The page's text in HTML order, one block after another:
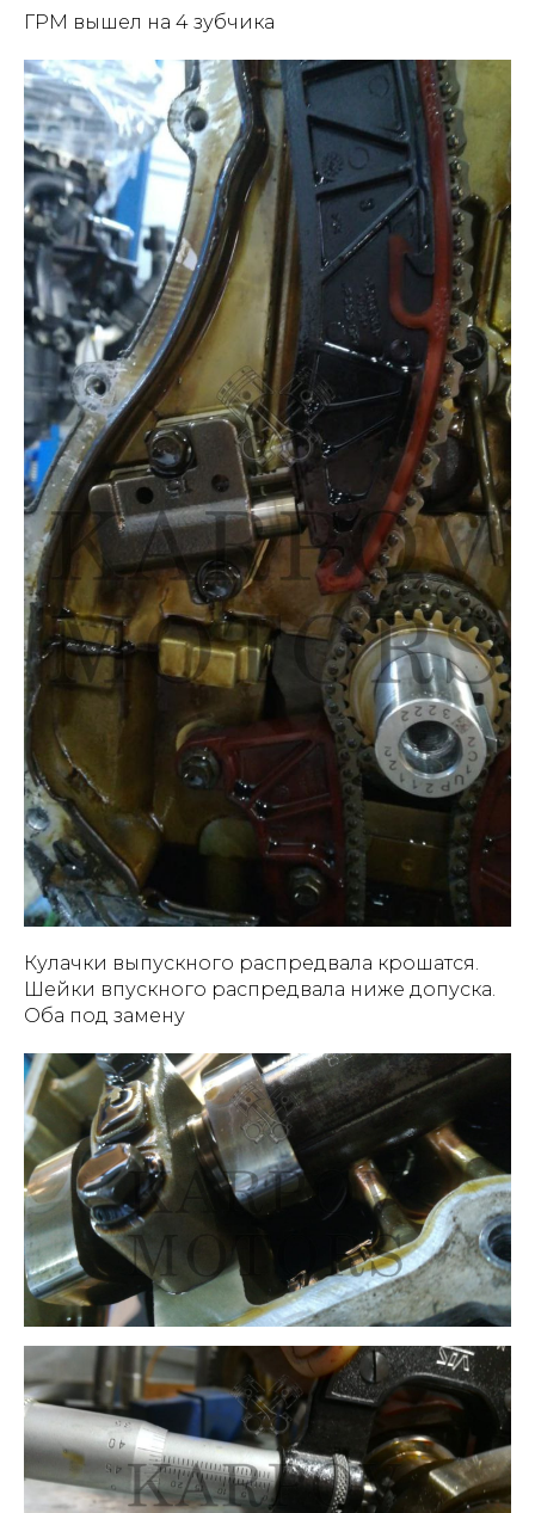
ГРМ вышел на 4 зубчика
Кулачки выпускного распредвала крошатся.
Шейки впускного распредвала ниже допуска.
Оба под замену